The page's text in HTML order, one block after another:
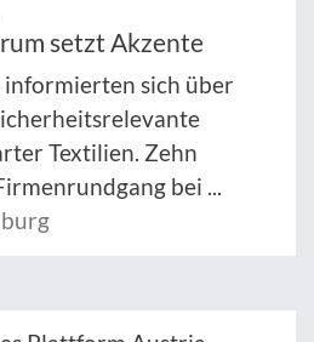
setzt Akzente
informierten sich über
Textilien. Zehn
bei ...